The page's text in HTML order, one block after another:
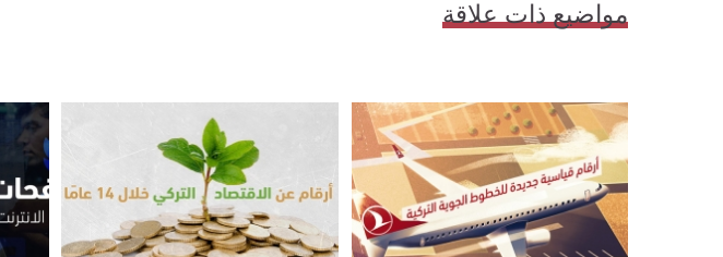
مواضيع ذات علاقة